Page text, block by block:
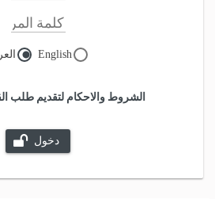
English
الشروط والاحكام لتقديم طلب
دخول